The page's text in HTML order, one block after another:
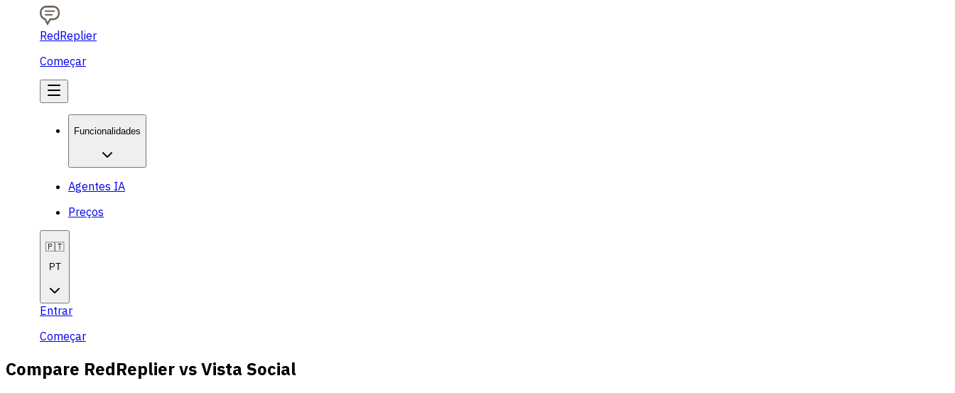
RedReplier
Começar
Funcionalidades
Agentes IA
Preços
🇵🇹
PT
Entrar
Começar
Compare RedReplier vs Vista Social